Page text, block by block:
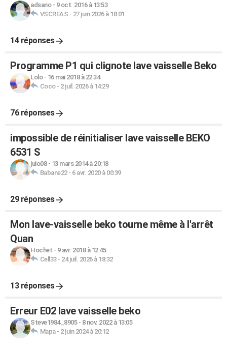
adsano- 9 oct. 2016 à 13:53
VSCREAS - 27 juin 2026 à 18:01
14 réponses
Programme P1 qui clignote lave vaisselle Beko
Lolo- 16 mai 2018 à 22:34
Coco- 2 juil. 2026 à 14:29
76 réponses
impossible de réinitialiser lave vaisselle BEKO
6531 S
julo08- 13 mars 2014 à 20:18
Babane22- 6 avr. 2020 à 00:39
29 réponses
Mon lave-vaisselle beko tourne même à l'arrêt
Quan
Hochet - 9 avr. 2018 à 12:45
Cell33- 24 juil. 2026 à 18:32
13 réponses
Erreur E02 lave vaisselle beko
Steve1984_8905- 8 nov. 2022 à 13:05
Mapa- 2 juin 2024 à 20:12